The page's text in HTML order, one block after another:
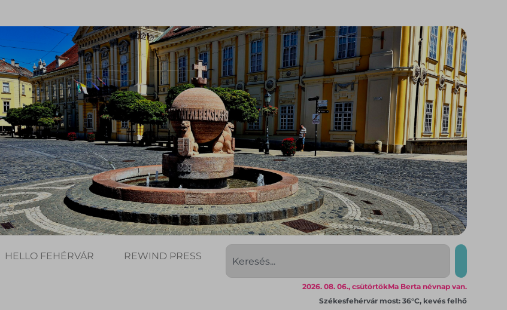
HELLO FEHÉRVÁR REWIND PRESS
Ma Berta névnap van.
2026. 08. 06., csütörtök
Székesfehérvár most: 36°C, kevés felhő